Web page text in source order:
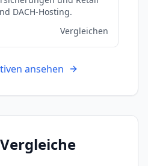
DACH-Hosting.
Vergleichen
ansehen
Vergleiche